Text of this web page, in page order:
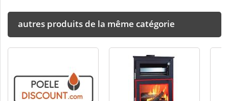
autres produits de la même catégorie